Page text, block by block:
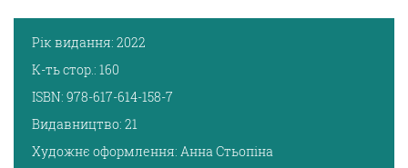
Рік видання: 2022
К-ть стор.: 160
ISBN: 978-617-614-158-7
Видавництво: 21
Художнє оформлення: Анна Стьопіна